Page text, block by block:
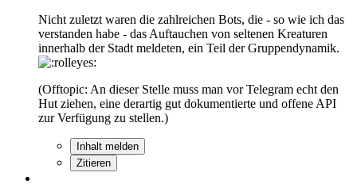
Nicht zuletzt waren die zahlreichen Bots, die - so wie ich das
verstanden habe - das Auftauchen von seltenen Kreaturen
innerhalb der Stadt meldeten, ein Teil der Gruppendynamik.
(Offtopic: An dieser Stelle muss man vor Telegram echt den
Hut ziehen, eine derartig gut dokumentierte und offene API
zur Verfügung zu stellen.)
Inhalt melden
Zitieren